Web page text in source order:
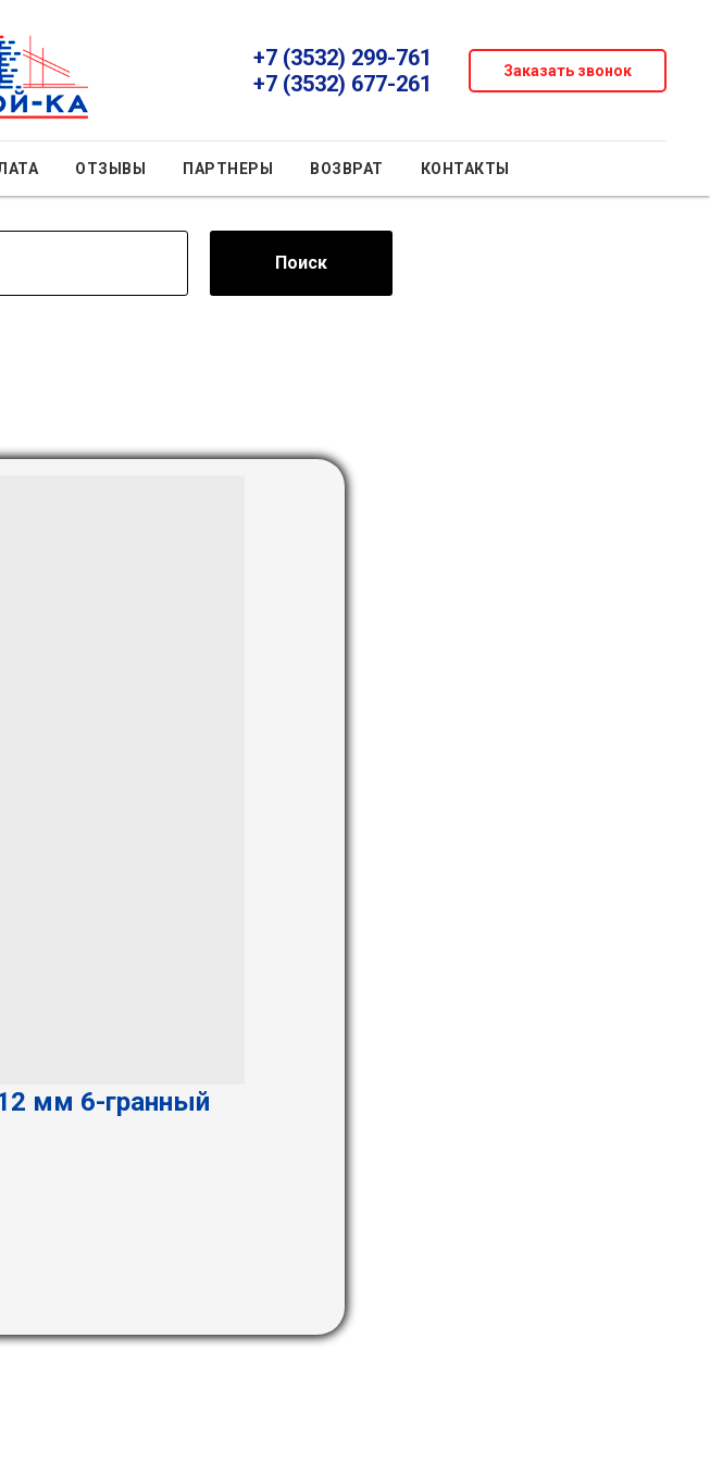
+7 (3532) 299-761
+7 (3532) 677-261
Заказать звонок
ОТЗЫВЫ ПАРТНЕРЫ ВОЗВРАТ КОНТАКТЫ
Поиск
мм 6-гранный